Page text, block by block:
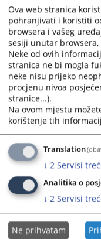
Prateći
Spisak sudskih
Spisak sudskih
Lista pravnih lica
ćirilica
Lista pravnih lica
Ova web stranica
pohranjivati i koristiti
browsera i vašeg
sesiji unutar browsera,
Neke od ovih
stranica ne bi mogla
neke nisu prijeko
procjenu nivoa
stranice...).
Na ovom mjestu
korištenje tih
Translation
↓ 2 Servisi
Analitika o
↓ 2 Servisi
Ne prihvatam